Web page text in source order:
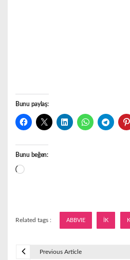
Bunu paylaş:
Bunu beğen:
Yükleniyor...
Related tags : ABBVIE İK
Previous Article